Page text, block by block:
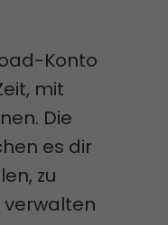
Konto
mit
Die
es dir
zu
verwalten